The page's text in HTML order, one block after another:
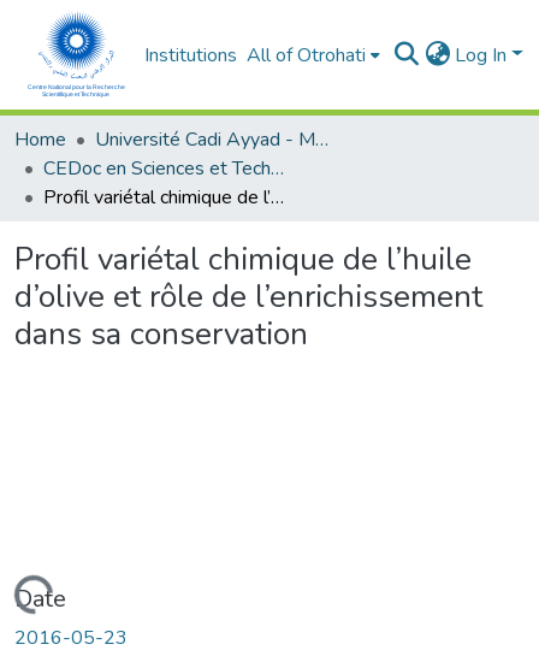
Institutions All of Otrohati Log In
Home
Université Cadi Ayyad - Marrakech
CEDoc en Sciences et Techniques et Sciences Médicales (CED - STSM)
Profil variétal chimique de l’huile d’olive et rôle de l’enrichissement dans sa conservation
Profil variétal chimique de l’huile
d’olive et rôle de l’enrichissement
dans sa conservation
Loading...
Date
2016-05-23